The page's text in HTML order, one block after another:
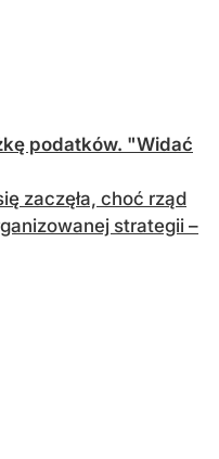
podatków. "Widać
zaczęła, choć rząd
strategii –